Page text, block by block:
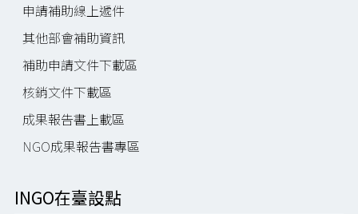
申請補助線上遞件
其他部會補助資訊
補助申請文件下載區
核銷文件下載區
成果報告書上載區
NGO成果報告書專區
INGO在臺設點